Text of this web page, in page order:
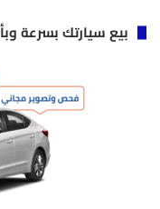
بيع سيارتك بسرعة